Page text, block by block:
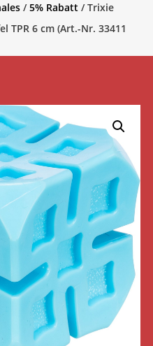
/5% Rabatt / Trixie
TPR 6 cm (Art.-Nr. 33411